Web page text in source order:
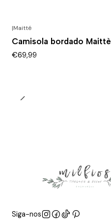
|Maitté
Camisola bordado Maittè
€69,99
Siga-nos